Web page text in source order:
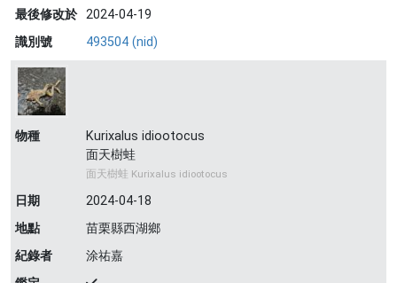
最後修改於 2024-04-19
識別號
493504 (nid)
物種
Kurixalus idiootocus
面天樹蛙
面天樹蛙 Kurixalus idiootocus
日期
2024-04-18
地點
苗栗縣西湖鄉
紀錄者
涂祐嘉